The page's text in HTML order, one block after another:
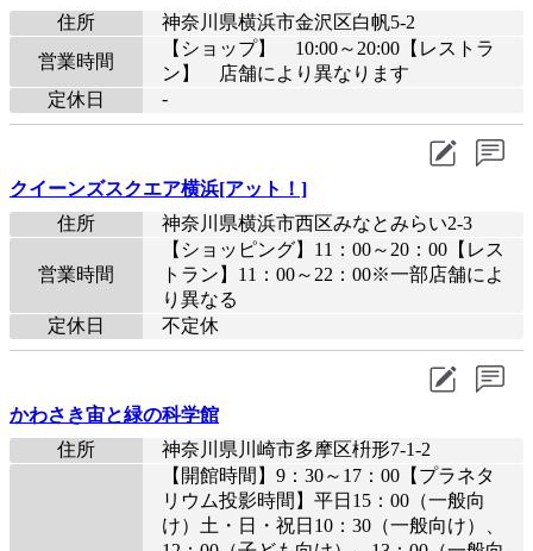
住所
神奈川県横浜市金沢区白帆5-2
営業時間
【ショップ】 10:00～20:00【レストラ
ン】 店舗により異なります
定休日
-
クイーンズスクエア横浜[アット！]
住所
神奈川県横浜市西区みなとみらい2-3
営業時間
【ショッピング】11：00～20：00【レス
トラン】11：00～22：00※一部店舗によ
り異なる
定休日
不定休
かわさき宙と緑の科学館
住所
神奈川県川崎市多摩区枡形7-1-2
【開館時間】9：30～17：00【プラネタ
リウム投影時間】平日15：00（一般向
け）土・日・祝日10：30（一般向け）、